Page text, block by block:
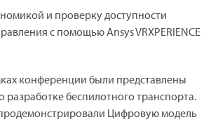
и проверку доступности
с помощью Ansys VRXPERIENCE
конференции были представлены
беспилотного транспорта.
Цифровую модель